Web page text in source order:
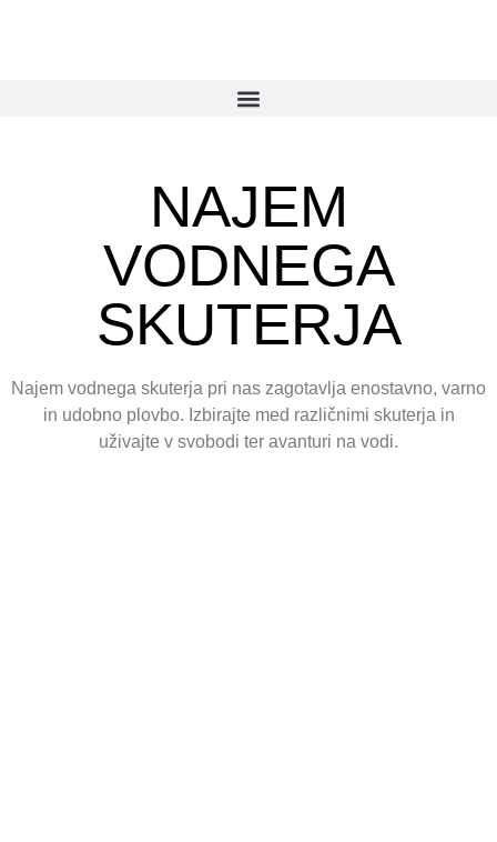
NAJEM
VODNEGA
SKUTERJA
Najem vodnega skuterja pri nas zagotavlja enostavno, varno
in udobno plovbo. Izbirajte med različnimi skuterja in
uživajte v svobodi ter avanturi na vodi.